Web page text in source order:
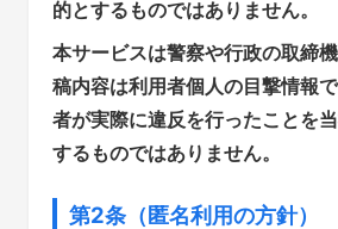
的とするものではありません。
本サービスは警察や行政の取締
稿内容は利用者個人の目撃情報
者が実際に違反を行ったことを
するものではありません。
第2条（匿名利用の方針）